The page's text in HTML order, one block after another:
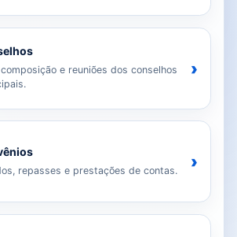
e reuniões dos conselhos
›
repasses e prestações de contas. ›